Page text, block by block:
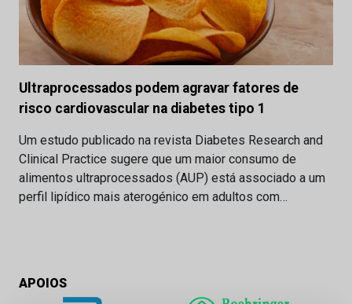
Ultraprocessados podem agravar fatores de
risco cardiovascular na diabetes tipo 1
Um estudo publicado na revista Diabetes Research and
Clinical Practice sugere que um maior consumo de
alimentos ultraprocessados (AUP) está associado a um
perfil lipídico mais aterogénico em adultos com…
APOIOS